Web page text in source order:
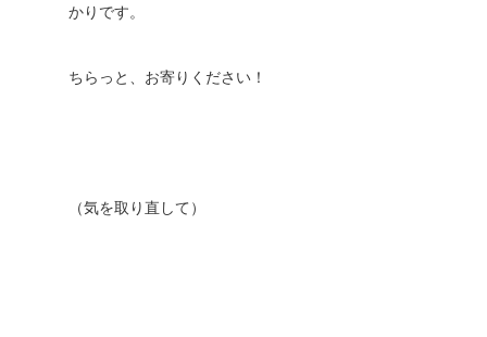
かりです。
ちらっと、お寄りください！
（気を取り直して）